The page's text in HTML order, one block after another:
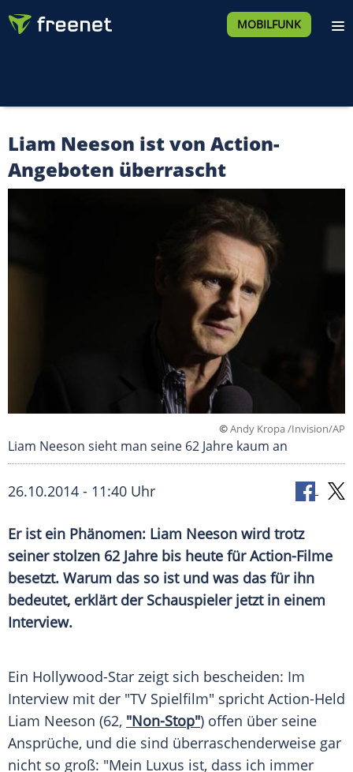
MOBILFUNK
Liam Neeson ist von Action-
Angeboten überrascht
©Andy Kropa /Invision/AP
Liam Neeson sieht man seine 62 Jahre kaum an
26.10.2014 - 11:40 Uhr
Er ist ein Phänomen: Liam Neeson wird trotz
seiner stolzen 62 Jahre bis heute für Action-Filme
besetzt. Warum das so ist und was das für ihn
bedeutet, erklärt der Schauspieler jetzt in einem
Interview.
Ein Hollywood-Star zeigt sich bescheiden: Im
Interview mit der "TV Spielfilm" spricht Action-Held
Liam Neeson (62, "Non-Stop") offen über seine
Ansprüche, und die sind überraschenderweise gar
nicht so groß: "Mein Luxus ist, dass ich immer